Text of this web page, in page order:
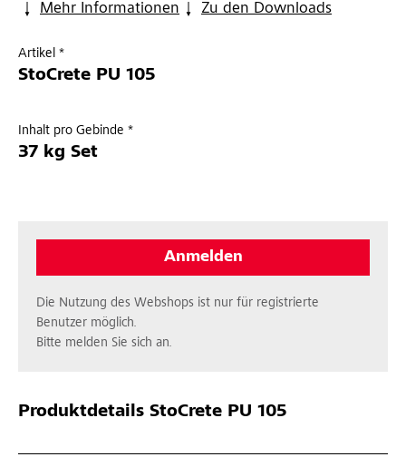
Mehr Informationen
Zu den Downloads
Artikel *
StoCrete PU 105
Inhalt pro Gebinde *
37 kg Set
Anmelden
Die Nutzung des Webshops ist nur für registrierte
Benutzer möglich.
Bitte melden Sie sich an.
Produktdetails StoCrete PU 105